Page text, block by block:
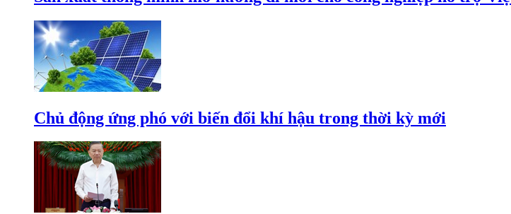
Chủ động ứng phó với biến đổi khí hậu trong thời kỳ mới